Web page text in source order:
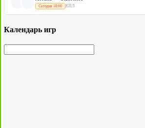
Сегодня 18:00 КПЛ
Календарь игр